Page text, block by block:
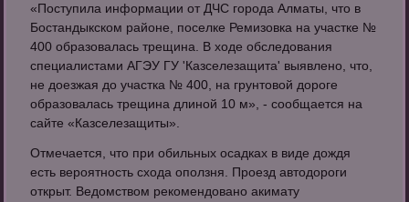
«Поступила информации от ДЧС города Алматы, что в
Бостандыкском районе, поселке Ремизовка на участке №
400 образовалась трещина. В ходе обследования
специалистами АГЭУ ГУ 'Казселезащита' выявлено, что,
не доезжая до участка № 400, на грунтовой дороге
образовалась трещина длиной 10 м», - сообщается на
сайте «Казселезащиты».
Отмечается, что при обильных осадках в виде дождя
есть вероятность схода оползня. Проезд автодороги
открыт. Ведомством рекомендовано акимату